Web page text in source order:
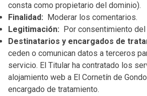
consta como propietario del dominio).
Finalidad: Moderar los comentarios.
Legitimación: Por consentimiento
Destinatarios y encargados de
ceden o comunican datos a terceros
servicio. El Titular ha contratado los
alojamiento web a El Cornetín de
encargado de tratamiento.